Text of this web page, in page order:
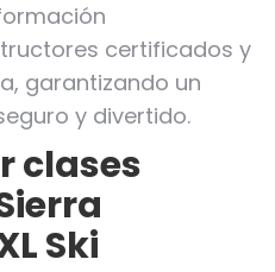
certificados y
garantizando un
y divertido.
clases
Ski